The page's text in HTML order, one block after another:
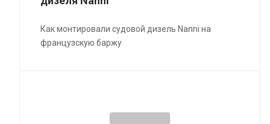
Как монтировали судовой дизель Nanni на
французскую баржу